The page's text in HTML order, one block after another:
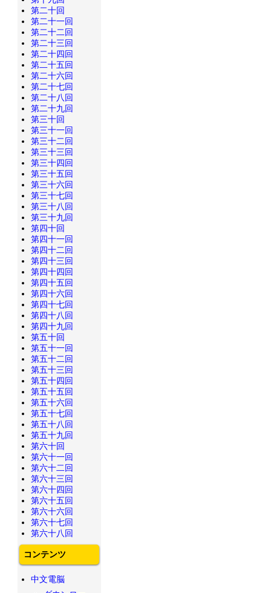
第二十回
第二十一回
第二十二回
第二十三回
第二十四回
第二十五回
第二十六回
第二十七回
第二十八回
第二十九回
第三十回
第三十一回
第三十二回
第三十三回
第三十四回
第三十五回
第三十六回
第三十七回
第三十八回
第三十九回
第四十回
第四十一回
第四十二回
第四十三回
第四十四回
第四十五回
第四十六回
第四十七回
第四十八回
第四十九回
第五十回
第五十一回
第五十二回
第五十三回
第五十四回
第五十五回
第五十六回
第五十七回
第五十八回
第五十九回
第六十回
第六十一回
第六十二回
第六十三回
第六十四回
第六十五回
第六十六回
第六十七回
第六十八回
コンテンツ
中文電脳